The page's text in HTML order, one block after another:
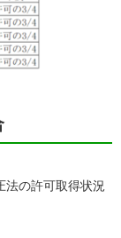
法の許可取得状況